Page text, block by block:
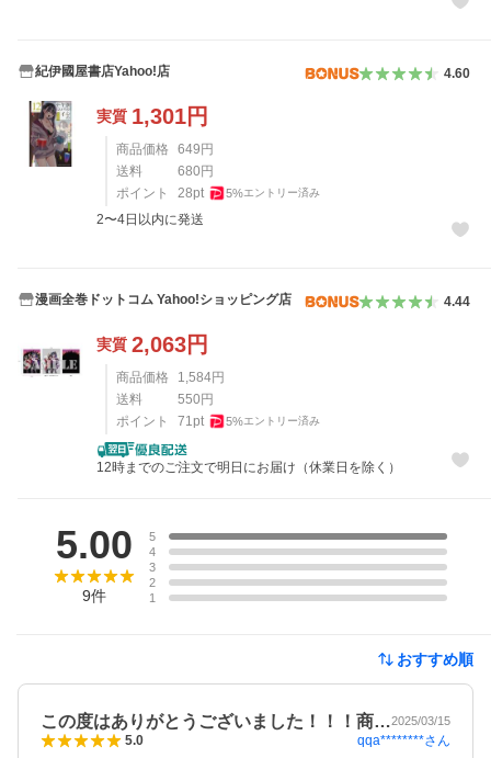
紀伊國屋書店Yahoo!店 4.60
実質 1,301円
商品価格 649 円
送料
680 円
ポイント
28pt 5%エントリー済み
2〜4日以内に発送
漫画全巻ドットコム Yahoo!ショッピング店 4.44
実質 2,063円
商品価格 1,584円
送料
550 円
ポイント
71pt 5%エントリー済み
12時までのご注文で明日にお届け（休業日を除く）
5.00
9件
5
4
3
2
1
おすすめ順
この度はありがとうございました！！！商…2025/03/15
5.0 qqa********さん